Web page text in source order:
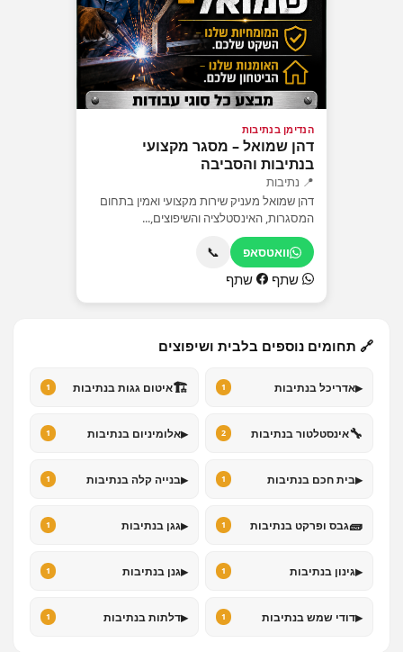
הנדימן בנתיבות
דהן שמואל – מסגר מקצועי
בנתיבות והסביבה
📍 נתיבות
דהן שמואל מעניק שירות מקצועי ואמין בתחום
המסגרות, האינסטלציה והשיפוצים,...
וואטסאפ 📞
שתף שתף
🔗 תחומים נוספים בלבית ושיפוצים
▸אדריכל בנתיבות 1
🏗️איטום גגות בנתיבות 1
🔧אינסטלטור בנתיבות 2
▸אלומיניום בנתיבות 1
▸בית חכם בנתיבות 1
▸בנייה קלה בנתיבות 1
🧱גבס ופרקט בנתיבות 1
▸גגן בנתיבות 1
▸גינון בנתיבות 1
▸גנן בנתיבות 1
▸דודי שמש בנתיבות 1
▸דלתות בנתיבות 1